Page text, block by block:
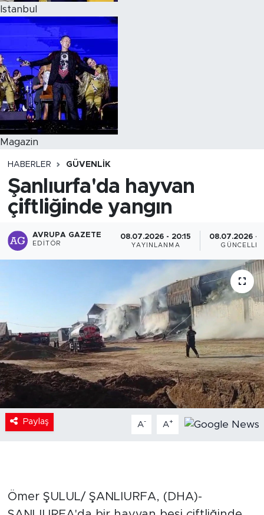
Istanbul
Magazin
HABERLER GÜVENLIK
Şanlıurfa'da hayvan
çiftliğinde yangın
AVRUPA GAZETE
EDITÖR
08.07.2026 - 20:15
YAYINLANMA
08.07.2026 -
Paylaş A- A+
Ömer ŞULUL/ ŞANLIURFA, (DHA)-